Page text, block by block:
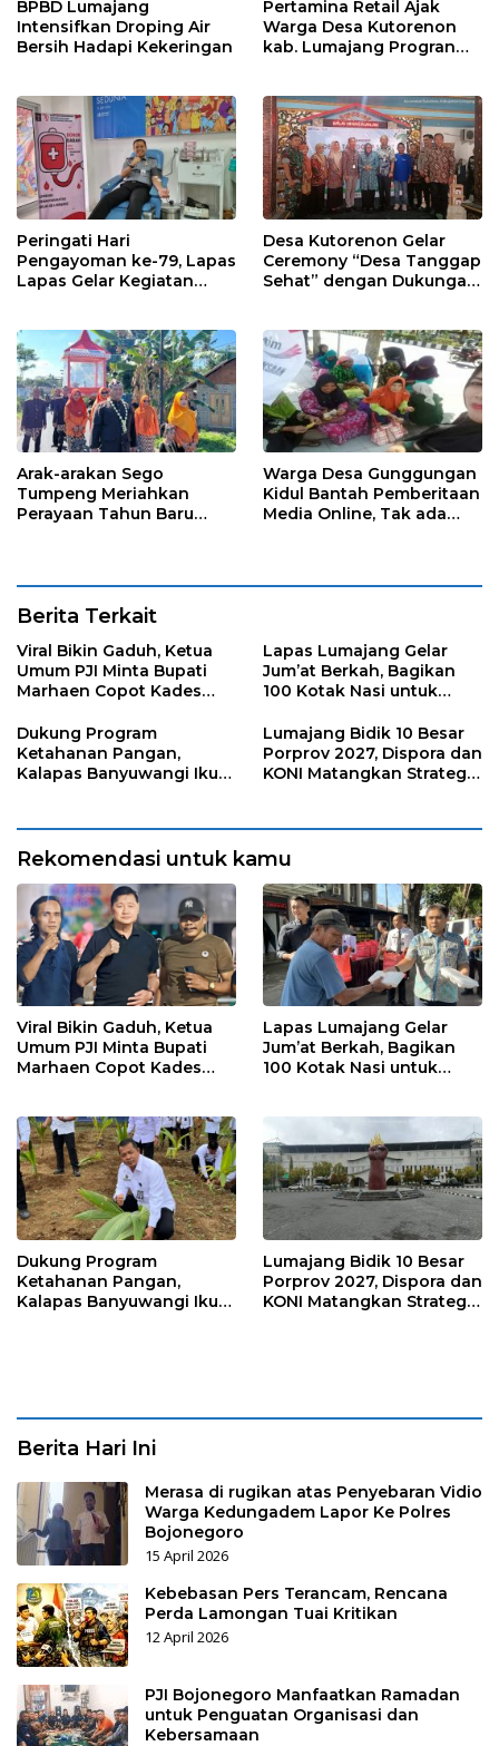
BPBD Lumajang
Intensifkan Droping Air
Bersih Hadapi Kekeringan
Pertamina Retail Ajak
Warga Desa Kutorenon
kab. Lumajang Progran
Darurat
Peringati Hari
Pengayoman ke-79, Lapas
Lapas Gelar Kegiatan
Desa Kutorenon Gelar
Ceremony “Desa Tanggap
Sehat” dengan Dukungan
Arak-arakan Sego
Tumpeng Meriahkan
Perayaan Tahun Baru
Warga Desa Gunggungan
Kidul Bantah Pemberitaan
Media Online, Tak ada
Berita Terkait
Viral Bikin Gaduh, Ketua
Umum PJI Minta Bupati
Marhaen Copot Kades
Lapas Lumajang Gelar
Jum’at Berkah, Bagikan
100 Kotak Nasi untuk
Dukung Program
Ketahanan Pangan,
Kalapas Banyuwangi Ikuti
Ngajum
Lumajang Bidik 10 Besar
Porprov 2027, Dispora dan
KONI Matangkan Strategi
Rekomendasi untuk kamu
Viral Bikin Gaduh, Ketua
Umum PJI Minta Bupati
Marhaen Copot Kades
Lapas Lumajang Gelar
Jum’at Berkah, Bagikan
100 Kotak Nasi untuk
Dukung Program
Ketahanan Pangan,
Kalapas Banyuwangi Ikuti
Lumajang Bidik 10 Besar
Porprov 2027, Dispora dan
KONI Matangkan Strategi
Berita Hari Ini
Merasa di rugikan atas Penyebaran Vidio
Warga Kedungadem Lapor Ke Polres
Bojonegoro
15 April 2026
Kebebasan Pers Terancam, Rencana
Perda Lamongan Tuai Kritikan
12 April 2026
PJI Bojonegoro Manfaatkan Ramadan
untuk Penguatan Organisasi dan
Kebersamaan